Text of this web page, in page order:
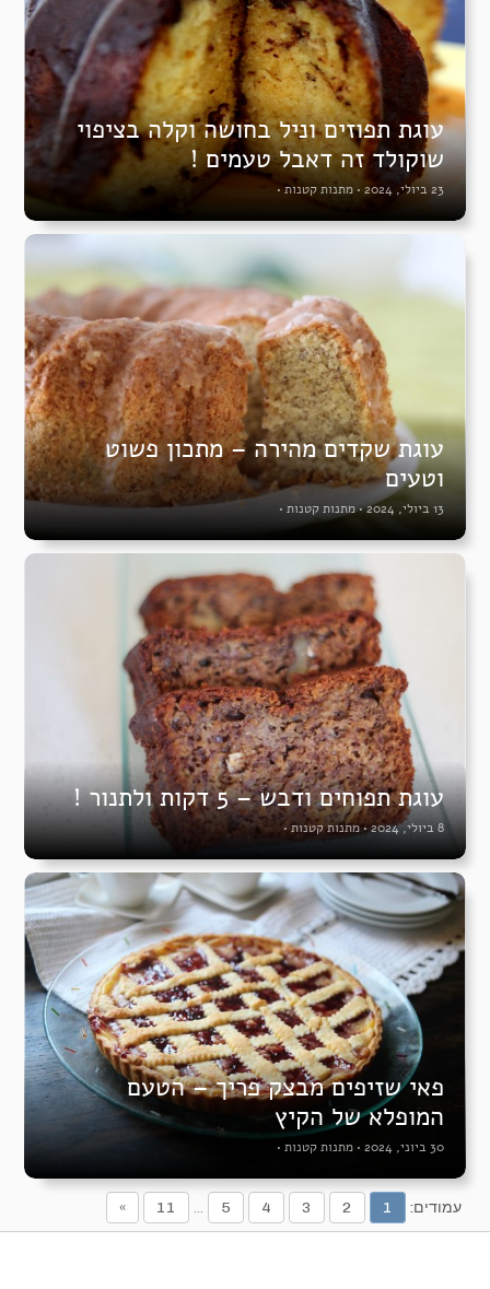
עוגת תפוזים וניל בחושה וקלה בציפוי
שוקולד זה דאבל טעמים !
23 ביולי, 2024 • מתנות קטנות •
עוגת שקדים מהירה – מתכון פשוט
וטעים
13 ביולי, 2024 •מתנות קטנות •
עוגת תפוחים ודבש – 5 דקות ולתנור !
8 ביולי, 2024 •מתנות קטנות •
פאי שזיפים מבצק פריך – הטעם
המופלא של הקיץ
30 ביוני, 2024 • מתנות קטנות •
עמודים: 1
2
3
4
5
...
11
»